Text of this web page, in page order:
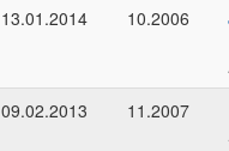
13.01.2014
10.2006
09.02.2013
11.2007